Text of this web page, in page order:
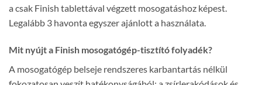
a csak Finish tablettával végzett mosogatáshoz képest.
Legalább 3 havonta egyszer ajánlott a használata.
Mit nyújt a Finish mosogatógép-tisztító folyadék?
A mosogatógép belseje rendszeres karbantartás nélkül